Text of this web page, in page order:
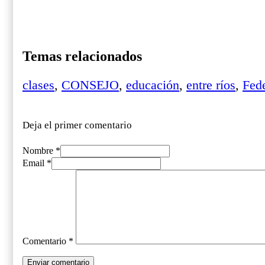
Temas relacionados
clases, CONSEJO, educación, entre ríos,
Deja el primer comentario
Nombre *
Email *
Comentario *